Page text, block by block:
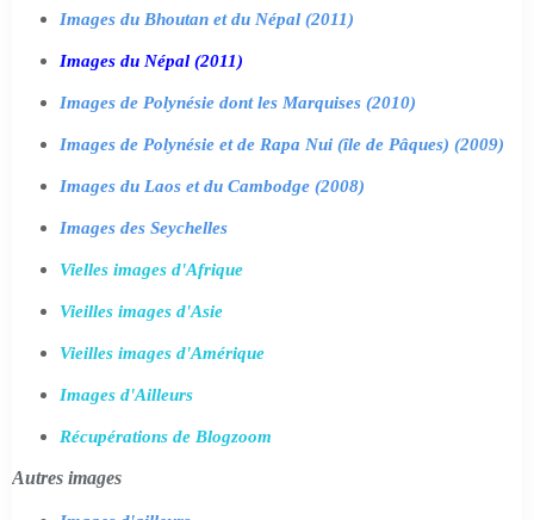
Images du Bhoutan et du Népal (2011)
Images du Népal (2011)
Images de Polynésie dont les Marquises (2010)
Images de Polynésie et de Rapa Nui (île de Pâques) (2009)
Images du Laos et du Cambodge (2008)
Images des Seychelles
Vielles images d'Afrique
Vieilles images d'Asie
Vieilles images d'Amérique
Images d'Ailleurs
Récupérations de Blogzoom
Autres images